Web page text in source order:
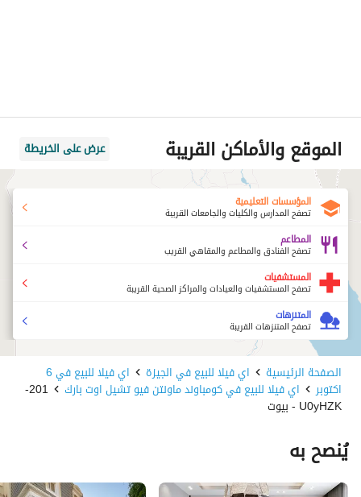
الموقع والأماكن القريبة عرض على الخريطة
المؤسسات التعليمية
تصفح المدارس والكليات والجامعات القريبة
المطاعم
تصفح الفنادق والمطاعم والمقاهي القريب
المستشفيات
تصفح المستشفيات والعيادات والمراكز الصحية القريبة
المتنزهات
تصفح المتنزهات القريبة
الصفحة الرئيسية اي فيلا للبيع في الجيزة اي فيلا للبيع في 6
اكتوبر اي فيلا للبيع في كومباوند ماونتن فيو تشيل اوت بارك 201-
U0yHZK - بيوت
يُنصح به